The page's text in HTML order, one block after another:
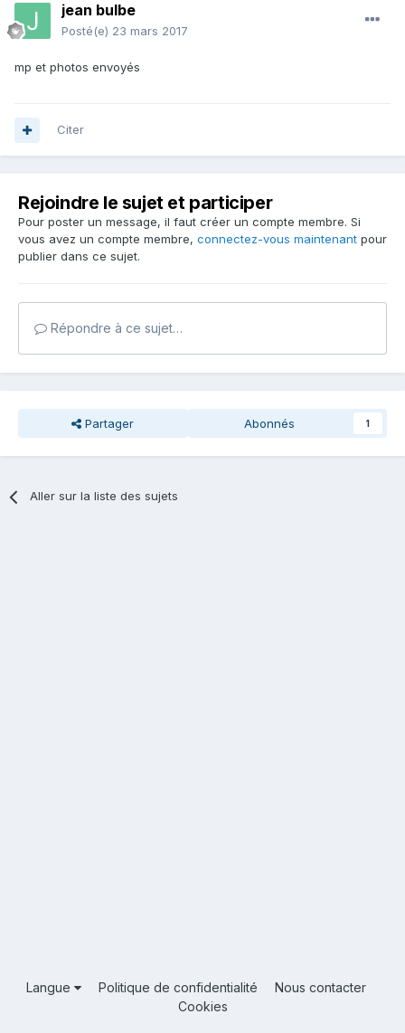
jean bulbe
Posté(e) 23 mars 2017
mp et photos envoyés
Citer
Rejoindre le sujet et participer
Pour poster un message, il faut créer un compte membre. Si
vous avez un compte membre, connectez-vous maintenant pour
publier dans ce sujet.
Répondre à ce sujet…
Partager Abonnés 1
Aller sur la liste des sujets
Langue Politique de confidentialité
Nous contacter
Cookies